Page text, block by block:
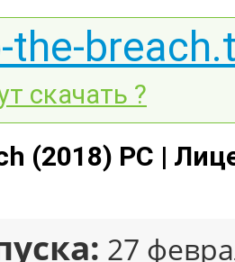
the-
скачать ?
(2018) PC |
27